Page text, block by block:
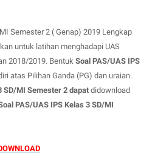
Semester 2 ( Genap) 2019 Lengkap
untuk latihan menghadapi UAS
2018/2019. Bentuk Soal PAS/UAS IPS
atas Pilihan Ganda (PG) dan uraian.
SD/MI Semester 2 dapat didownload
PAS/UAS IPS Kelas 3 SD/MI